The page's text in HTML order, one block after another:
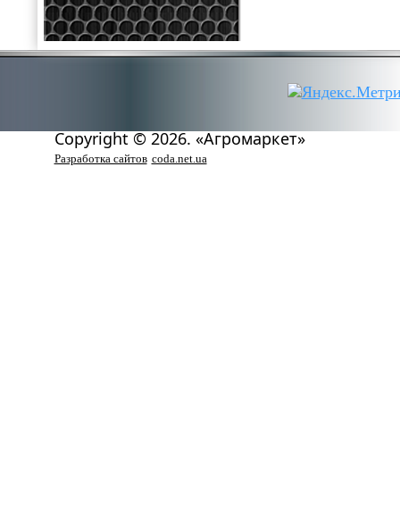
Copyright © 2026. «Агромаркет»
Разработка сайтов coda.net.ua